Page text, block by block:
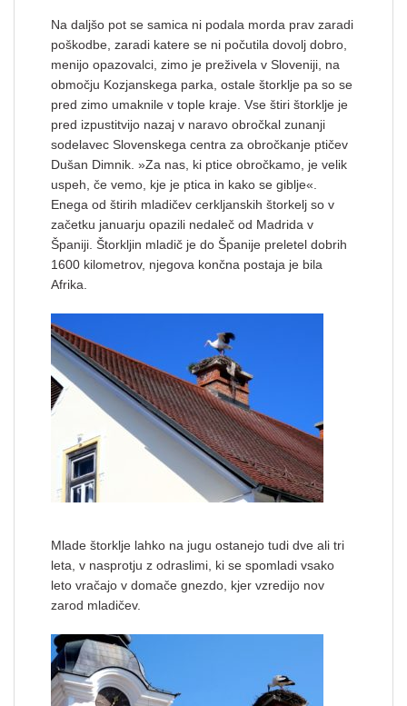
Na daljšo pot se samica ni podala morda prav zaradi
poškodbe, zaradi katere se ni počutila dovolj dobro,
menijo opazovalci, zimo je preživela v Sloveniji, na
območju Kozjanskega parka, ostale štorklje pa so se
pred zimo umaknile v tople kraje. Vse štiri štorklje je
pred izpustitvijo nazaj v naravo obročkal zunanji
sodelavec Slovenskega centra za obročkanje ptičev
Dušan Dimnik. »Za nas, ki ptice obročkamo, je velik
uspeh, če vemo, kje je ptica in kako se giblje«.
Enega od štirih mladičev cerkljanskih štorkelj so v
začetku januarju opazili nedaleč od Madrida v
Španiji. Štorkljin mladič je do Španije preletel dobrih
1600 kilometrov, njegova končna postaja je bila
Afrika.
Mlade štorklje lahko na jugu ostanejo tudi dve ali tri
leta, v nasprotju z odraslimi, ki se spomladi vsako
leto vračajo v domače gnezdo, kjer vzredijo nov
zarod mladičev.